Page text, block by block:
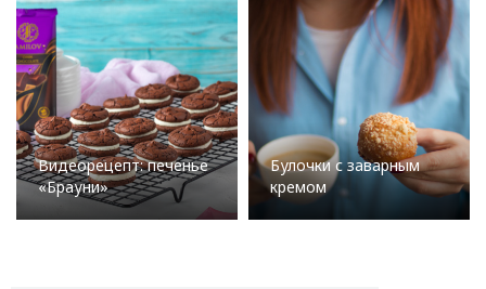
Видеорецепт: печенье
«Брауни»
Булочки с заварным
кремом